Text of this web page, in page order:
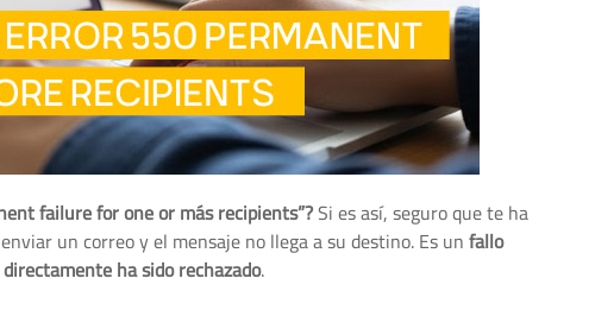
failure for one or más recipients”?Si es así, seguro que te ha
un correo y el mensaje no llega a su destino. Es unfallo
directamente ha sido rechazado.